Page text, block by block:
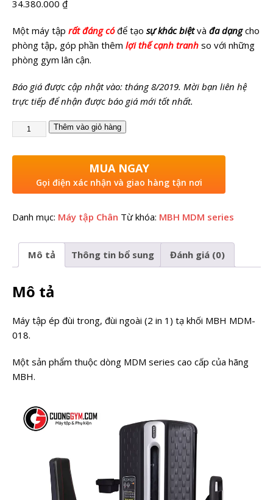
34.380.000 ₫
Một máy tập rất đáng có để tạo sự khác biệtvà đa dạng cho
phòng tập, góp phần thêm lợi thế cạnh tranh so với những
phòng gym lân cận.
Báo giá được cập nhật vào: tháng 8/2019. Mời bạn liên hệ
trực tiếp để nhận được báo giá mới tốt nhất.
Thêm vào giỏ hàng
MUA NGAY
Gọi điện xác nhận và giao hàng tận nơi
Danh mục: Máy tập Chân Từ khóa: MBH MDM series
Mô tả Thông tin bổ sung Đánh giá (0)
Mô tả
Máy tập ép đùi trong, đùi ngoài (2 in 1) tạ khối MBH MDM-
018.
Một sản phẩm thuộc dòng MDM series cao cấp của hãng
MBH.